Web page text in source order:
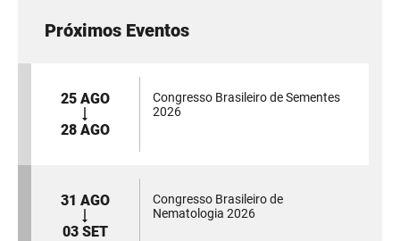
Próximos Eventos
25 AGO
28 AGO
Congresso Brasileiro de Sementes
2026
31 AGO
03 SET
Congresso Brasileiro de
Nematologia 2026